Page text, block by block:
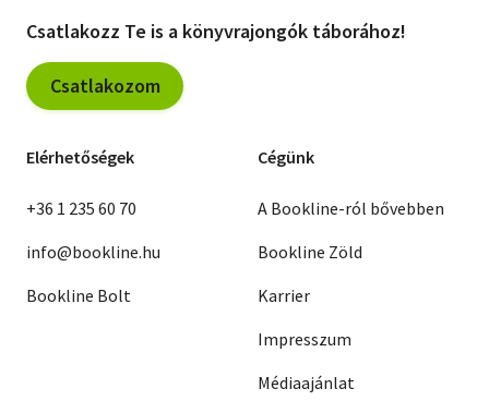
Csatlakozz Te is a könyvrajongók táborához!
Csatlakozom
Elérhetőségek
+36 1 235 60 70
info@bookline.hu
Bookline Bolt
Cégünk
A Bookline-ról bővebben
Bookline Zöld
Karrier
Impresszum
Médiaajánlat